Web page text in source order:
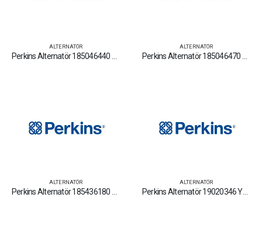
ALTERNATÖR ALTERNATÖR
ALTERNATÖR
Perkins Alternatör 185436180 Yedek Parça Fiyat Tamir Bakım Satan Firmalar
ALTERNATÖR
Perkins Alternatör 19020346 Yedek Parça Fiyat Tamir Bakım Satan Firmalar